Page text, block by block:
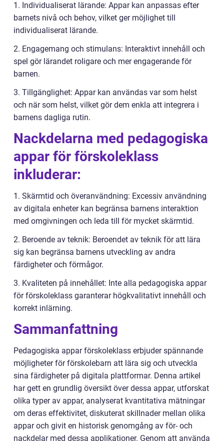
1. Individualiserat lärande: Appar kan anpassas efter
barnets nivå och behov, vilket ger möjlighet till
individualiserat lärande.
2. Engagemang och stimulans: Interaktivt innehåll och
spel gör lärandet roligare och mer engagerande för
barnen.
3. Tillgänglighet: Appar kan användas var som helst
och när som helst, vilket gör dem enkla att integrera i
barnens dagliga rutin.
Nackdelarna med pedagogiska
appar för förskoleklass
inkluderar:
1. Skärmtid och överanvändning: Excessiv användning
av digitala enheter kan begränsa barnens interaktion
med omgivningen och leda till för mycket skärmtid.
2. Beroende av teknik: Beroendet av teknik för att lära
sig kan begränsa barnens utveckling av andra
färdigheter och förmågor.
3. Kvaliteten på innehållet: Inte alla pedagogiska appar
för förskoleklass garanterar högkvalitativt innehåll och
korrekt inlärning.
Sammanfattning
Pedagogiska appar förskoleklass erbjuder spännande
möjligheter för förskolebarn att lära sig och utveckla
sina färdigheter på digitala plattformar. Denna artikel
har gett en grundlig översikt över dessa appar, utforskat
olika typer av appar, analyserat kvantitativa mätningar
om deras effektivitet, diskuterat skillnader mellan olika
appar och givit en historisk genomgång av för- och
nackdelar med dessa applikationer. Genom att använda